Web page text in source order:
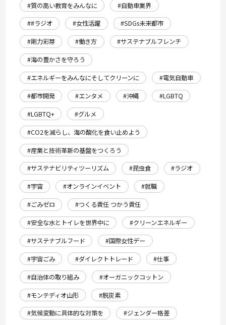
#質の高い教育をみんなに
#自動車業界
##ラジオ
#女性活躍
#SDGs未来都市
#剛力彩芽
#働き方
#サステナブルフレンチ
#海の豊かさを守ろう
#エネルギーをみんなにそしてクリーンに
#電気自動車
#都市開発
#エンタメ #沖縄
#LGBTQ
#LGBTQ+
#グルメ
#CO2を減らし、海の酸化を食い止めよう
#産業と技術革新の基盤をつくろう
#サステナビリティツーリズム
#昆虫食
#ラジオ
#宇宙
#オンラインイベント
#就職
#ごみゼロ
#つくる責任 つかう責任
#安全な水とトイレを世界中に
#クリーンエネルギー
#サステナブルフード
#国際女性デー
#宇宙ごみ
#ダイレクトトレード
#仕事
#自治体の取り組み
#オーガニックコットン
#モンテディオ山形
#脱炭素
#気候変動に具体的な対策を
#ジェンダー格差